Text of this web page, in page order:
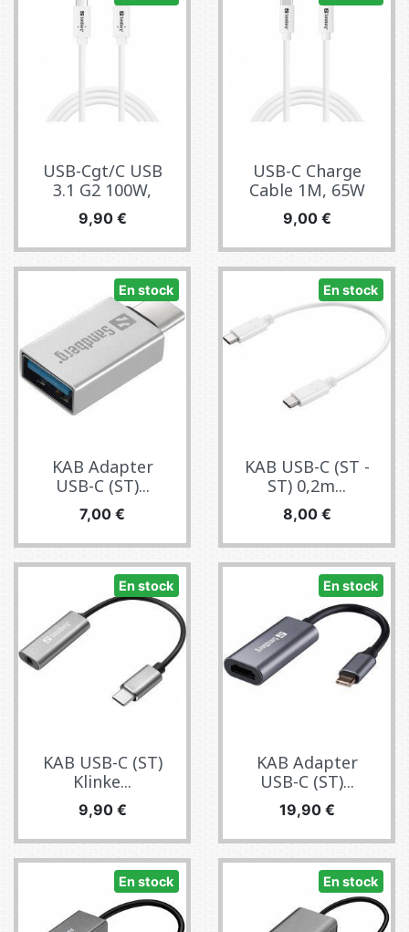
USB-Cgt/C USB
3.1 G2 100W,
Precio
9,90 €
USB-C Charge
Cable 1M, 65W
Precio
9,00 €
En stock
KAB Adapter
USB-C (ST)...
Precio
7,00 €
En stock
KAB USB-C (ST -
ST) 0,2m...
Precio
8,00 €
En stock
KAB USB-C (ST)
Klinke...
Precio
9,90 €
En stock
KAB Adapter
USB-C (ST)...
Precio
19,90 €
En stock En stock